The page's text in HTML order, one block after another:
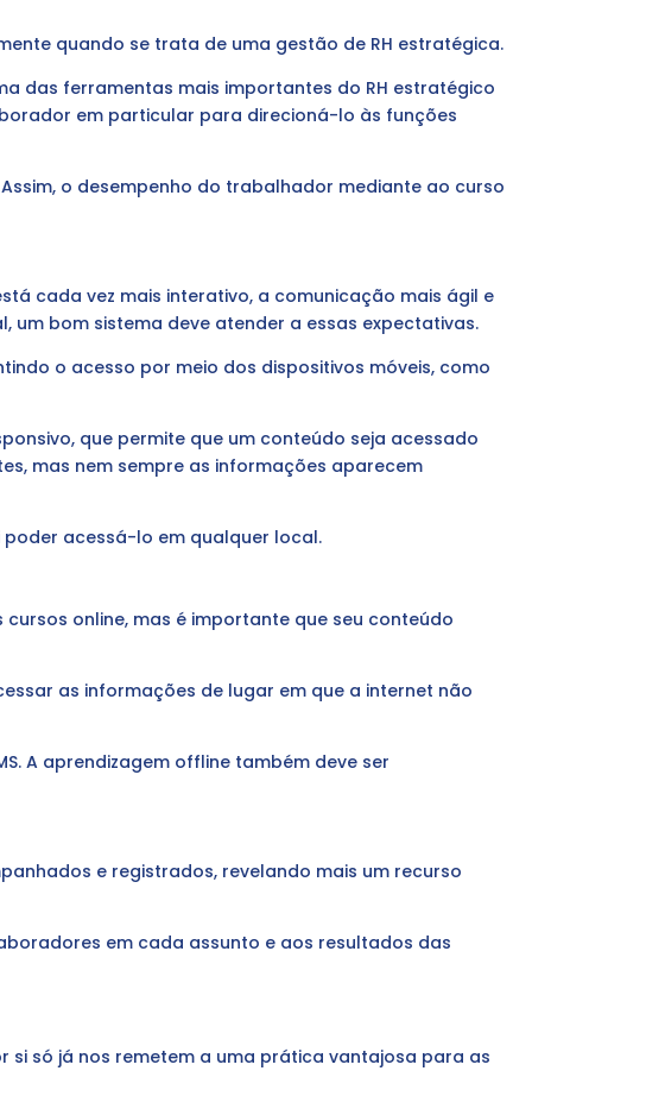
quando se trata de uma gestão de RH estratégica.
das ferramentas mais importantes do RH estratégico
em particular para direcioná-lo às funções
o desempenho do trabalhador mediante ao curso
cada vez mais interativo, a comunicação mais ágil e
bom sistema deve atender a essas expectativas.
o acesso por meio dos dispositivos móveis, como
que permite que um conteúdo seja acessado
mas nem sempre as informações aparecem
poder acessá-lo em qualquer local.
online, mas é importante que seu conteúdo
as informações de lugar em que a internet não
A aprendizagem offline também deve ser
e registrados, revelando mais um recurso
em cada assunto e aos resultados das
si só já nos remetem a uma prática vantajosa para as